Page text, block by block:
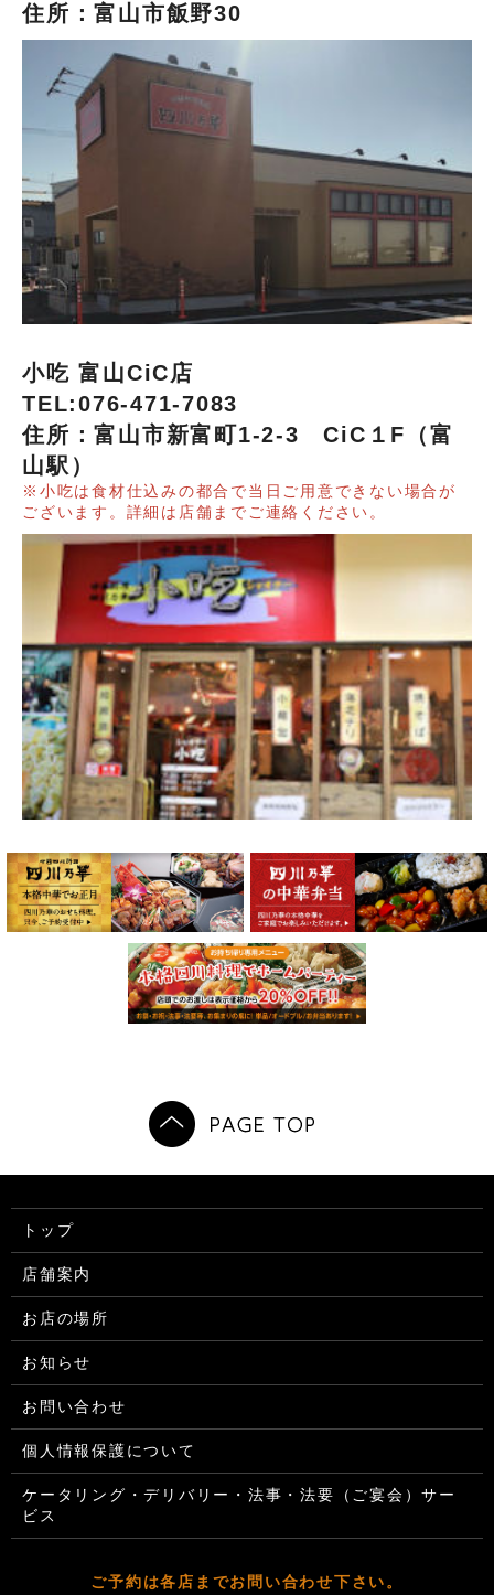
住所：富山市飯野30
小吃 富山CiC店
TEL:076-471-7083
住所：富山市新富町1-2-3 CiC１F（富
山駅）
※小吃は食材仕込みの都合で当日ご用意できない場合が
ございます。詳細は店舗までご連絡ください。
トップ
店舗案内
お店の場所
お知らせ
お問い合わせ
個人情報保護について
ケータリング・デリバリー・法事・法要（ご宴会）サー
ビス
ご予約は各店までお問い合わせ下さい。